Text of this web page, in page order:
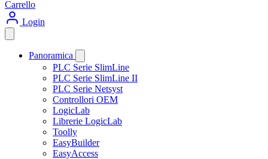
Carrello
Login
Panoramica
PLC Serie SlimLine
PLC Serie SlimLine II
PLC Serie Netsyst
Controllori OEM
LogicLab
Librerie LogicLab
Toolly
EasyBuilder
EasyAccess